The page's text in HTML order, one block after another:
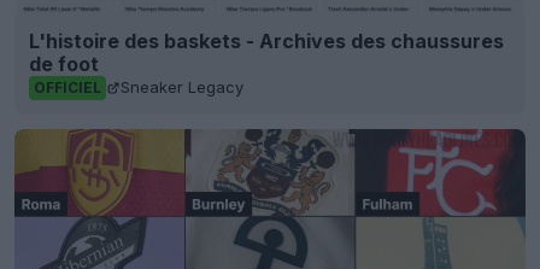
L'histoire des baskets - Archives des chaussures
de foot
OFFICIEL Sneaker Legacy